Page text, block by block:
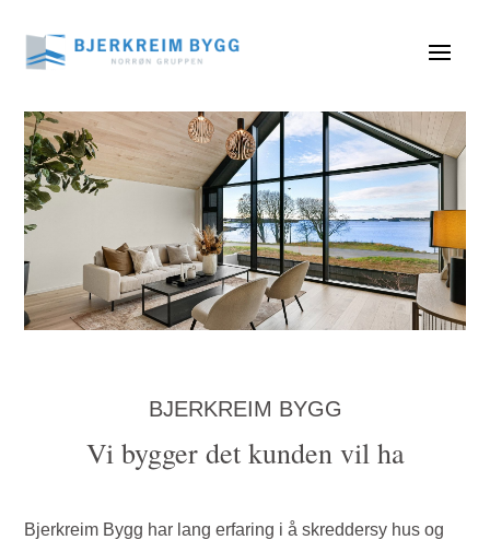
BJERKREIM BYGG
Vi bygger det kunden vil ha
Bjerkreim Bygg har lang erfaring i å skreddersy hus og